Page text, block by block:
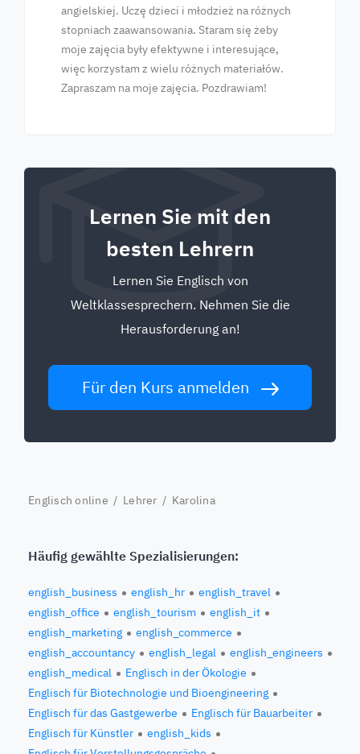
angielskiej. Uczę dzieci i młodzież na różnych
stopniach zaawansowania. Staram się żeby
moje zajęcia były efektywne i interesujące,
więc korzystam z wielu różnych materiałów.
Zapraszam na moje zajęcia. Pozdrawiam!
Lernen Sie mit den
besten Lehrern
Lernen Sie Englisch von
Weltklassesprechern. Nehmen Sie die
Herausforderung an!
Für den Kurs anmelden
Englisch online / Lehrer / Karolina
Häufig gewählte Spezialisierungen:
english_business english_hr
english_travel
english_office
english_tourism
english_it
english_marketing
english_commerce
english_accountancy
english_legal
english_engineers
english_medical
Englisch in der Ökologie
Englisch für Biotechnologie und Bioengineering
Englisch für das Gastgewerbe
Englisch für Bauarbeiter
Englisch für Künstler
english_kids